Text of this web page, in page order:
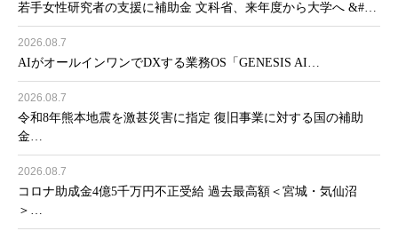
若手女性研究者の支援に補助金 文科省、来年度から大学へ &#…
2026.08.7
AIがオールインワンでDXする業務OS「GENESIS AI…
2026.08.7
令和8年熊本地震を激甚災害に指定 復旧事業に対する国の補助
金…
2026.08.7
コロナ助成金4億5千万円不正受給 過去最高額＜宮城・気仙沼
＞…